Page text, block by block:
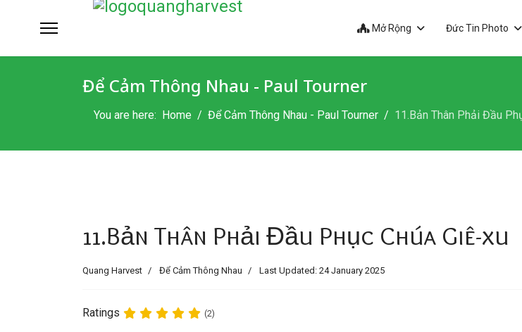
Mở Rộng Đức Tin Photo
Để Cảm Thông Nhau - Paul Tourner
You are here: Home Để Cảm Thông Nhau - Paul Tourner 11.Bản Thân Phải Đầu
11.Bản Thân Phải Đầu Phục Chúa Giê-xu
Quang Harvest Để Cảm Thông Nhau Last Updated: 24 January 2025
Ratings (2)